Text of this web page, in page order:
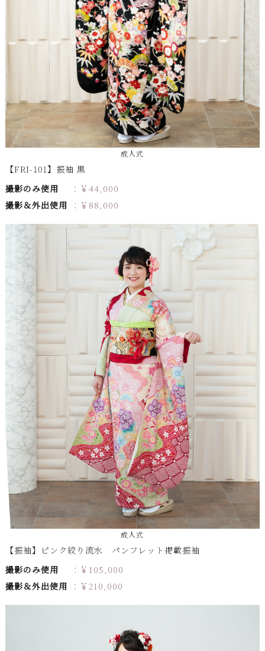
成人式
【FRI-101】振袖 黒
撮影のみ使用
￥ 44,000
撮影＆外出使用
￥ 88,000
成人式
【振袖】ピンク絞り流水 パンフレット掲載振袖
撮影のみ使用
￥ 105,000
撮影＆外出使用
￥ 210,000